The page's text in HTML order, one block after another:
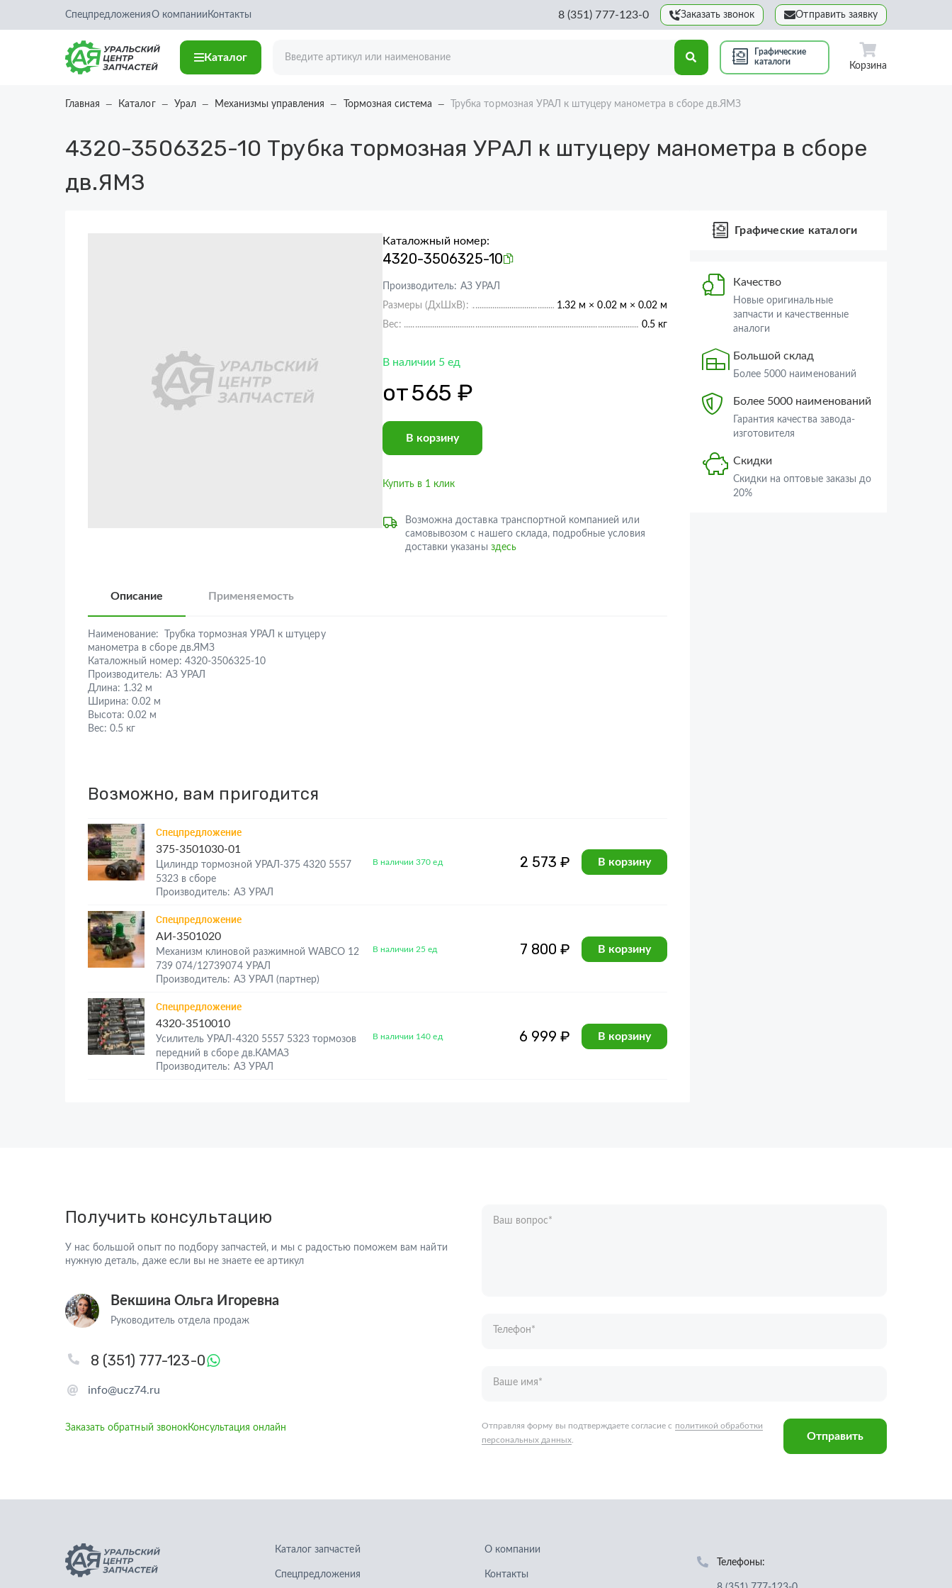
СпецпредложенияО компании Контакты 8 (351) 777-123-0 Заказать звонок Отправить заявку
Каталог
Графические
каталоги
Корзина
Главная Каталог Урал Механизмы управления Тормозная система Трубка тормозная УРАЛ к штуцеру манометра в сборе дв.ЯМЗ
4320-3506325-10 Трубка тормозная УРАЛ к штуцеру манометра в сборе
дв.ЯМЗ
Каталожный номер:
4320-3506325-10
Производитель: АЗ УРАЛ
Размеры (ДхШхВ):
1.32 м × 0.02 м × 0.02 м
Вес:
0.5 кг
В наличии 5 ед
от565 ₽
В корзину
Купить в 1 клик
Возможна доставка транспортной компанией или
самовывозом с нашего склада, подробные условия
доставки указаны здесь
Описание Применяемость
Наименование:
Трубка тормозная УРАЛ к штуцеру
манометра в сборе дв.ЯМЗ
Каталожный номер: 4320-3506325-10
Производитель: АЗ УРАЛ
Длина: 1.32 м
Ширина: 0.02 м
Высота: 0.02 м
Вес: 0.5 кг
Возможно, вам пригодится
Спецпредложение
375-3501030-01
Цилиндр тормозной УРАЛ-375 4320 5557
5323 в сборе
Производитель: АЗ УРАЛ
В наличии 370 ед 2 573 ₽ В корзину
Спецпредложение
АИ-3501020
Механизм клиновой разжимной WABCO 12
739 074/12739074 УРАЛ
Производитель: АЗ УРАЛ (партнер)
В наличии 25 ед 7 800 ₽ В корзину
Спецпредложение
4320-3510010
Усилитель УРАЛ-4320 5557 5323 тормозов
передний в сборе дв.КАМАЗ
Производитель: АЗ УРАЛ
В наличии 140 ед 6 999 ₽ В корзину
Графические каталоги
Качество
Новые оригинальные
запчасти и качественные
аналоги
Большой склад
Более 5000 наименований
Более 5000 наименований
Гарантия качества завода-
изготовителя
Скидки
Скидки на оптовые заказы до
20%
Получить консультацию
У нас большой опыт по подбору запчастей, и мы с радостью поможем вам найти
нужную деталь, даже если вы не знаете ее артикул
Векшина Ольга Игоревна
Руководитель отдела продаж
info@ucz74.ru
8 (351) 777-123-0
Заказать обратный звонокКонсультация онлайн
Ваш вопрос*
Запчасти для грузовых автомобилей
Спецпредложения
Графические каталоги
Контакты
Гарантии
8 (351) 777-123-0